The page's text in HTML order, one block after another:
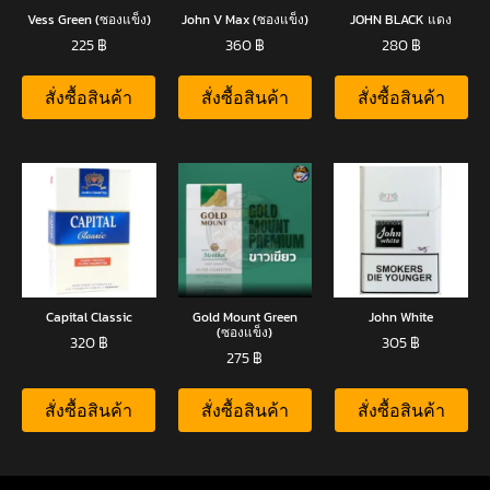
Vess Green (ซองแข็ง)
225฿
สั่งซื้อสินค้า
John V Max (ซองแข็ง)
360฿
สั่งซื้อสินค้า
JOHN BLACK แดง
280฿
สั่งซื้อสินค้า
Capital Classic
320฿
สั่งซื้อสินค้า
Gold Mount Green
(ซองแข็ง)
275฿
สั่งซื้อสินค้า
John White
305฿
สั่งซื้อสินค้า